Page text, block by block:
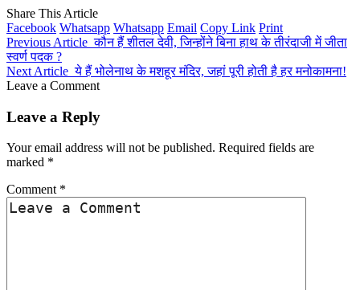
Share This Article
Facebook Whatsapp Whatsapp Email Copy Link Print
Previous Article कौन हैं शीतल देवी, जिन्होंने बिना हाथ के तीरंदाजी में जीता
स्वर्ण पदक ?
Next Article ये हैं भोलेनाथ के मशहूर मंदिर, जहां पूरी होती है हर मनोकामना!
Leave a Comment
Leave a Reply
Your email address will not be published. Required fields are
marked *
Comment *